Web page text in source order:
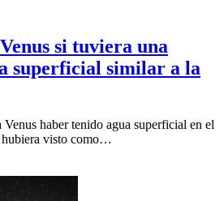
si tuviera una
superficial similar a la
haber tenido agua superficial en el
hubiera visto como…